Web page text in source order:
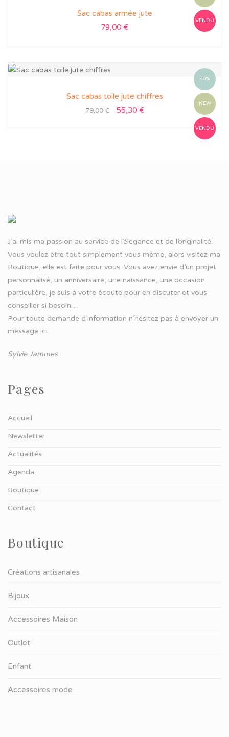
VENDU
Sac cabas armée jute
79,00 €
30%
NEW
VENDU
Sac cabas toile jute chiffres
79,00€ 55,30 €
J’ai mis ma passion au service de l’élégance et de l’originalité.
Vous voulez être tout simplement vous même, alors visitez ma
Boutique, elle est faite pour vous. Vous avez envie d’un projet
personnalisé, un anniversaire, une naissance, une occasion
particulière, je suis à votre écoute pour en discuter et vous
conseiller si besoin…
Pour toute demande d’information n’hésitez pas à envoyer un
message ici
Sylvie Jammes
Pages
Accueil
Newsletter
Actualités
Agenda
Boutique
Contact
Boutique
Créations artisanales
Bijoux
Accessoires Maison
Outlet
Enfant
Accessoires mode